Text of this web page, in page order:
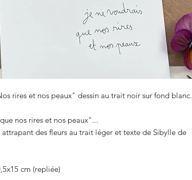
rires et nos peaux" dessin au trait noir sur fond blanc.
nos rires et nos peaux"...
attrapant des fleurs au trait léger et texte de Sibylle de
cm (repliée)